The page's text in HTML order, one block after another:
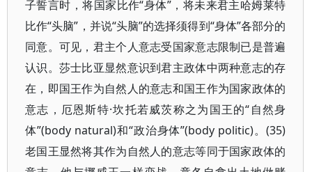
子誓言时，将国家比作“身体”，将未来君主哈姆莱特
比作“头脑”，并说“头脑”的选择须得到“身体”各部分的
同意。可见，君主个人意志受国家意志限制已是普遍
认识。莎士比亚显然意识到君主政体中两种意志的存
在，即国王作为自然人的意志和国王作为国家政体的
意志，厄恩斯特·坎托若威茨称之为国王的“自然身
体”(body natural)和“政治身体”(body politic)。(35)
老国王显然将其作为自然人的意志等同于国家政体的